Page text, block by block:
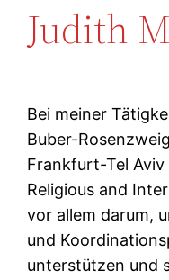
Judith
Bei meiner
Buber-
Frankfurt-Tel
Religious and
vor allem darum,
und
unterstützen und